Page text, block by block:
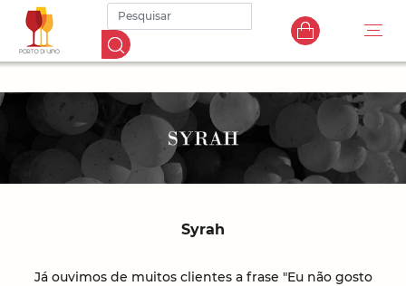
Syrah
Já ouvimos de muitos clientes a frase "Eu não gosto